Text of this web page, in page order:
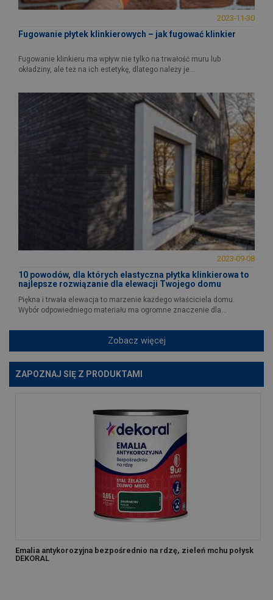
2023-11-30
Fugowanie płytek klinkierowych – jak fugować klinkier
Fugowanie klinkieru ma wpływ nie tylko na trwałość muru lub
okładziny, ale też na ich estetykę, dlatego należy je...
2023-09-08
10 powodów, dla których elastyczna płytka klinkierowa to
najlepsze rozwiązanie dla elewacji Twojego domu
Piękna i trwała elewacja to marzenie każdego właściciela domu.
Wybór odpowiedniego materiału ma ogromne znaczenie dla...
Zobacz więcej
ZAPOZNAJ SIĘ Z PRODUKTAMI
Emalia antykorozyjna bezpośrednio na rdzę, zieleń mchu połysk
DEKORAL